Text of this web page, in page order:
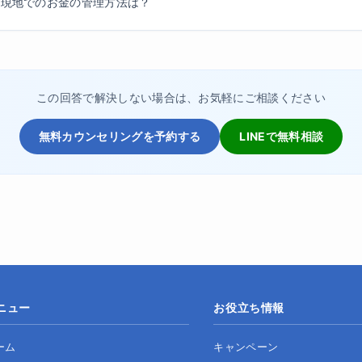
この回答で解決しない場合は、お気軽にご相談ください
無料カウンセリングを予約する LINEで無料相談
ュー
ム
お役立ち情報
キャンペーン